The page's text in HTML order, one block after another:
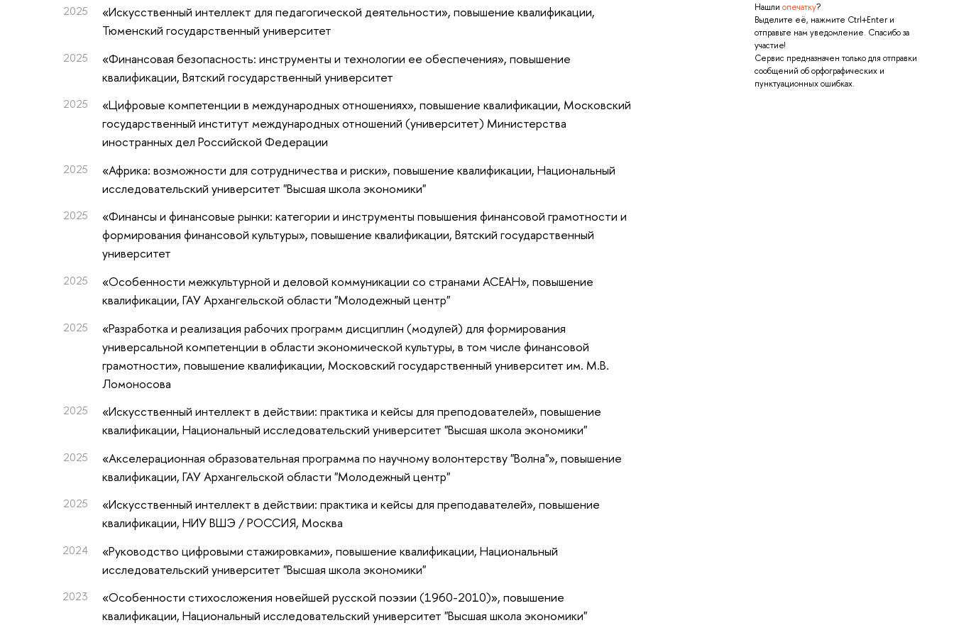
Нашли опечатку?
Выделите её, нажмите Ctrl+Enter и
отправьте нам уведомление. Спасибо за
участие!
Сервис предназначен только для отправки
сообщений об орфографических и
пунктуационных ошибках.
2025 «Искусственный интеллект для педагогической деятельности», повышение квалификации,
Тюменский государственный университет
2025 «Финансовая безопасность: инструменты и технологии ее обеспечения», повышение
квалификации, Вятский государственный университет
2025 «Цифровые компетенции в международных отношениях», повышение квалификации, Московский
государственный институт международных отношений (университет) Министерства
иностранных дел Российской Федерации
2025 «Африка: возможности для сотрудничества и риски», повышение квалификации, Национальный
исследовательский университет "Высшая школа экономики"
2025
«Финансы и финансовые рынки: категории и инструменты повышения финансовой грамотности и
формирования финансовой культуры», повышение квалификации, Вятский государственный
университет
2025 «Особенности межкультурной и деловой коммуникации со странами АСЕАН», повышение
квалификации, ГАУ Архангельской области "Молодежный центр"
2025
«Разработка и реализация рабочих программ дисциплин (модулей) для формирования
универсальной компетенции в области экономической культуры, в том числе финансовой
грамотности», повышение квалификации, Московский государственный университет им. М.В.
Ломоносова
2025 «Искусственный интеллект в действии: практика и кейсы для преподователей», повышение
квалификации, Национальный исследовательский университет "Высшая школа экономики"
2025 «Акселерационная образовательная программа по научному волонтерству "Волна"», повышение
квалификации, ГАУ Архангельской области "Молодежный центр"
2025 «Искусственный интеллект в действии: практика и кейсы для преподавателей», повышение
квалификации, НИУ ВШЭ / РОССИЯ, Москва
2024 «Руководство цифровыми стажировками», повышение квалификации, Национальный
исследовательский университет "Высшая школа экономики"
2023 «Особенности стихосложения новейшей русской поэзии (1960-2010)», повышение
квалификации, Национальный исследовательский университет "Высшая школа экономики"